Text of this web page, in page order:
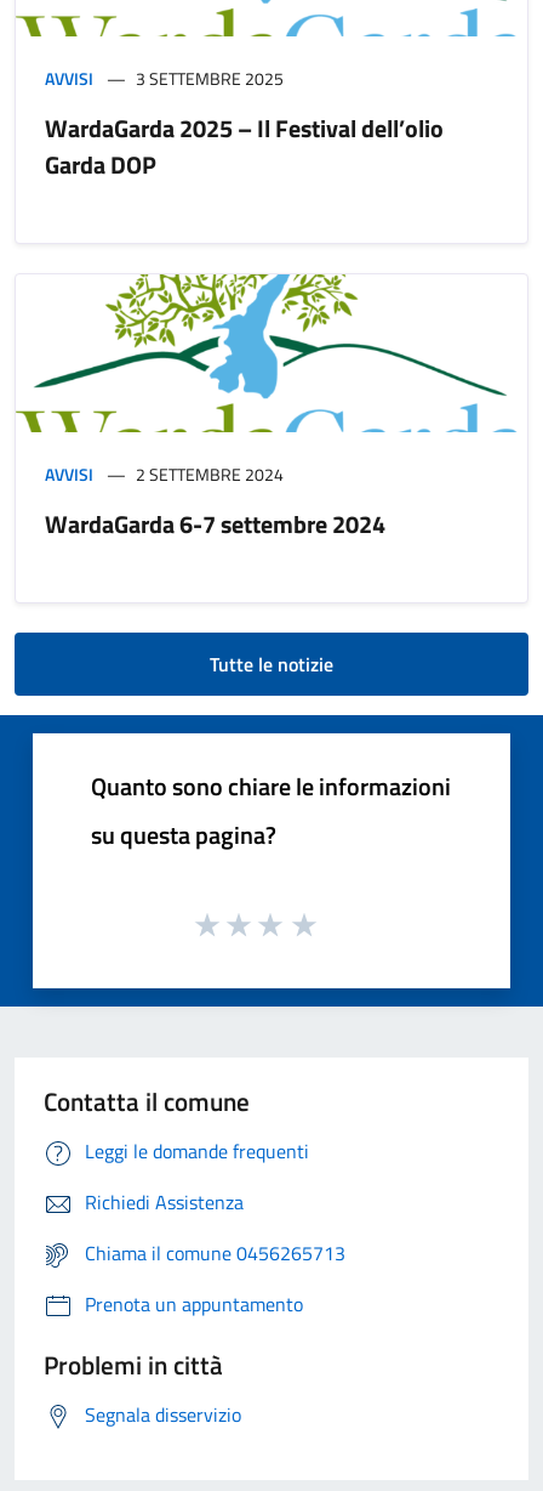
AVVISI 3 SETTEMBRE 2025
WardaGarda 2025 – Il Festival dell’olio
Garda DOP
AVVISI 2 SETTEMBRE 2024
WardaGarda 6-7 settembre 2024
Tutte le notizie
Quanto sono chiare le informazioni
su questa pagina?
Contatta il comune
Leggi le domande frequenti
Richiedi Assistenza
Chiama il comune 0456265713
Prenota un appuntamento
Problemi in città
Segnala disservizio